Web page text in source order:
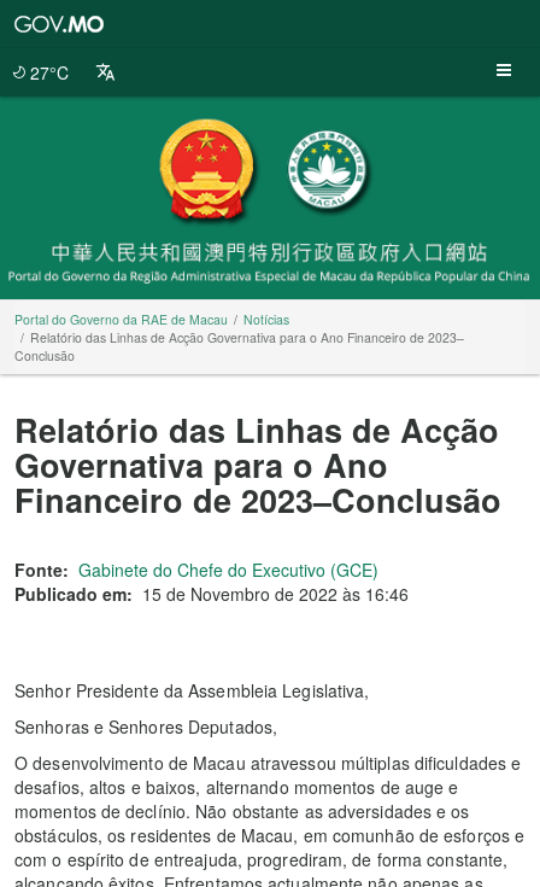
27°C
Portal do Governo da RAE de Macau
Notícias
Relatório das Linhas de Acção Governativa para o Ano Financeiro de 2023–
Conclusão
Relatório das Linhas de Acção
Governativa para o Ano
Financeiro de 2023–Conclusão
Fonte: Gabinete do Chefe do Executivo (GCE)
Publicado em: 15 de Novembro de 2022 às 16:46
Senhor Presidente da Assembleia Legislativa,
Senhoras e Senhores Deputados,
O desenvolvimento de Macau atravessou múltiplas dificuldades e
desafios, altos e baixos, alternando momentos de auge e
momentos de declínio. Não obstante as adversidades e os
obstáculos, os residentes de Macau, em comunhão de esforços e
com o espírito de entreajuda, progrediram, de forma constante,